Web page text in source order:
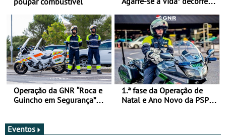
Operação da GNR “Roca e
Guincho em Segurança”
1.ª fase da Operação de
Natal e Ano Novo da PSP e
Eventos